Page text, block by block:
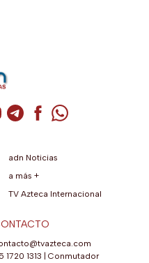
/ Twitter (se abre en una
Instagram (se abre en una
de TikTok (se abre en
Cuenta de YouTube (se abre
Cuenta de Telegram (se
Cuenta de
Cuenta de
adn Noticias
a más +
TV Azteca Internacional
1720 1313
Conmutador